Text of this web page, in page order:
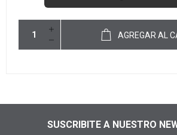
AGREGAR AL
SUSCRIBITE A NUESTRO